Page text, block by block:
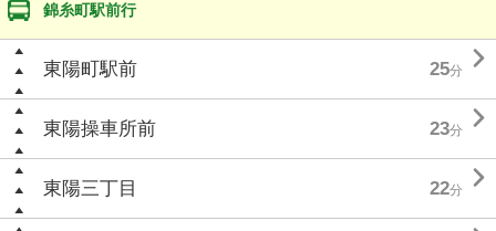
錦糸町駅前行
東陽町駅前 25分 
東陽操車所前 23分 
東陽三丁目 22分 